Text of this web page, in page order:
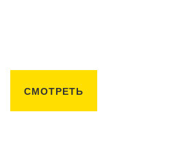
СМОТРЕТЬ